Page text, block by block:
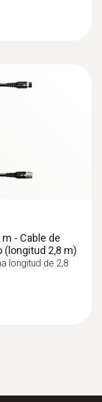
- Cable de
2,8 m)
longitud de 2,8